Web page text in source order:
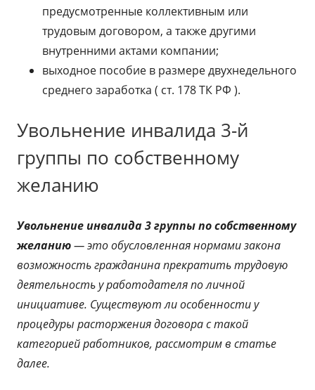
предусмотренные коллективным или
трудовым договором, а также другими
внутренними актами компании;
выходное пособие в размере двухнедельного
среднего заработка ( ст. 178 ТК РФ ).
Увольнение инвалида 3-й
группы по собственному
желанию
Увольнение инвалида 3 группы по собственному
желанию— это обусловленная нормами закона
возможность гражданина прекратить трудовую
деятельность у работодателя по личной
инициативе. Существуют ли особенности у
процедуры расторжения договора с такой
категорией работников, рассмотрим в статье
далее.